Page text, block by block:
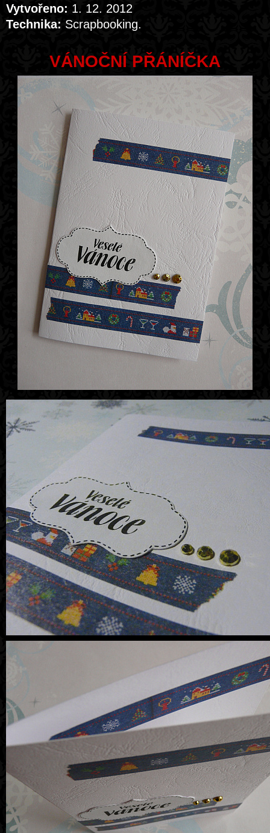
Vytvořeno: 1. 12. 2012
Technika: Scrapbooking.
VÁNOČNÍ PŘÁNÍČKA